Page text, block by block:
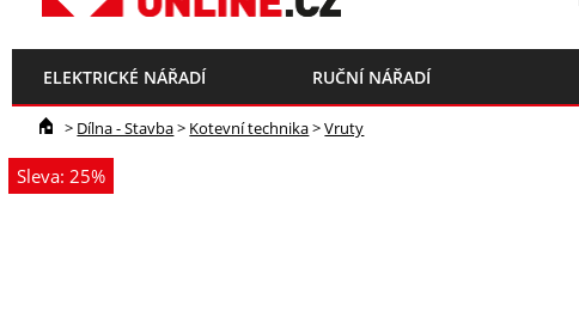
ELEKTRICKÉ NÁŘADÍ RUČNÍ NÁŘADÍ
> Dílna - Stavba> Kotevní technika>Vruty
Sleva: 25%